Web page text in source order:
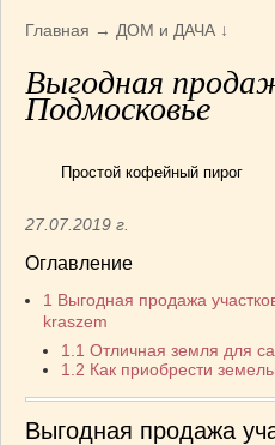
Армянская
(4)
Грузинская (10)
Индийская(9)
Итальянская(14)
Румынская кухня
Узбекская(14)
Швейцарская
ПЕРВЫЕ БЛЮДА(56)
ПОСТНЫЕ БЛЮДА(52)
САЛАТИКИ(132)
Главная → ДОМ и ДАЧА ↓
Выгодная
Подмосковье
Простой кофейный пирог
27.07.2019 г.
Оглавление
1 Выгодная продажа
kraszem
1.1 Отличная земля для
1.2 Как приобрести
Выгодная продажа